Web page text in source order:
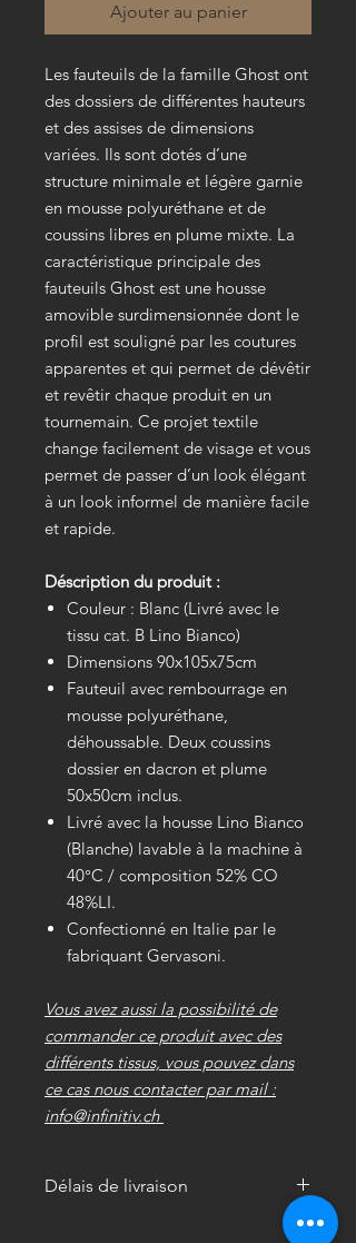
Ajouter au panier
Les fauteuils de la famille Ghost ont
des dossiers de différentes hauteurs
et des assises de dimensions
variées. Ils sont dotés d’une
structure minimale et légère garnie
en mousse polyuréthane et de
coussins libres en plume mixte. La
caractéristique principale des
fauteuils Ghost est une housse
amovible surdimensionnée dont le
profil est souligné par les coutures
apparentes et qui permet de dévêtir
et revêtir chaque produit en un
tournemain. Ce projet textile
change facilement de visage et vous
permet de passer d’un look élégant
à un look informel de manière facile
et rapide.
Déscription du produit :
Couleur : Blanc (Livré avec le
tissu cat. B Lino Bianco)
Dimensions 90x105x75cm
Fauteuil avec rembourrage en
mousse polyuréthane,
déhoussable. Deux coussins
dossier en dacron et plume
50x50cm inclus.
Livré avec la housse Lino Bianco
(Blanche) lavable à la machine à
40°C / composition 52% CO
48%LI.
Confectionné en Italie par le
fabriquant Gervasoni.
Vous avez aussi la possibilité de
commander ce produit avec des
différents tissus, vous pouvez dans
ce cas nous contacter par mail :
info@infinitiv.ch
Délais de livraison